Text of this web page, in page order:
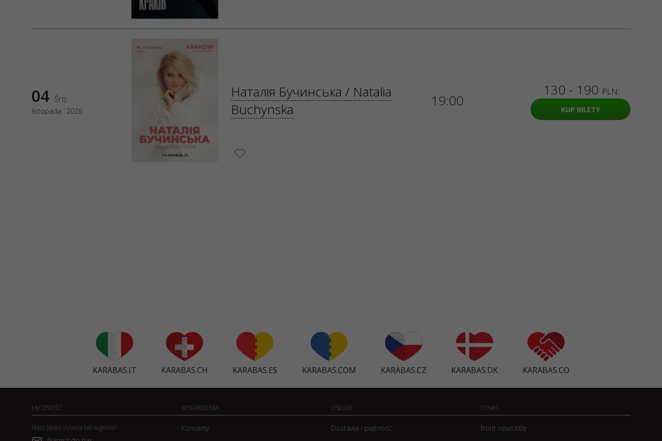
ul. GĘSIA, 8/205, KRAKÓW, kod 31-535
04 Śro
listopada ’ 2026
Наталія Бучинська / Natalia
Buchynska
19:00
130 - 190 PLN
KUP BILETY
KARABAS.IT KARABAS.CH KARABAS.ES KARABAS.COM KARABAS.CZ KARABAS.DK KARABAS.CO
ŁĄCZNOŚĆ
Masz jakieś pytania lub sugestie?
WYDARZENIA
Koncerty
USŁUGI
Dostawa i płatność
O NAS
front.news.title